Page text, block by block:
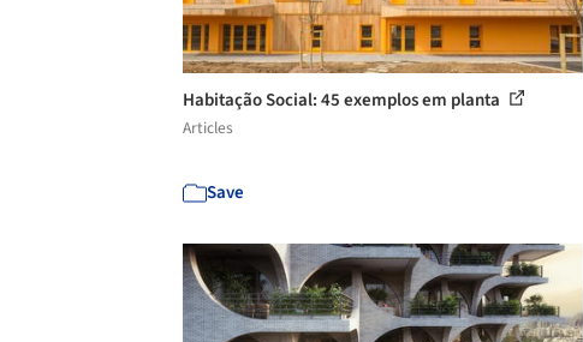
Habitação Social: 45 exemplos em planta
Articles
Save